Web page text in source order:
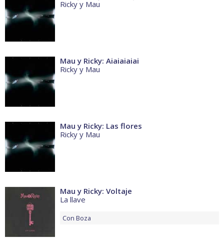
Ricky y Mau
Mau y Ricky: Aiaiaiaiai
Ricky y Mau
Mau y Ricky: Las flores
Ricky y Mau
Mau y Ricky: Voltaje
La llave
Con Boza